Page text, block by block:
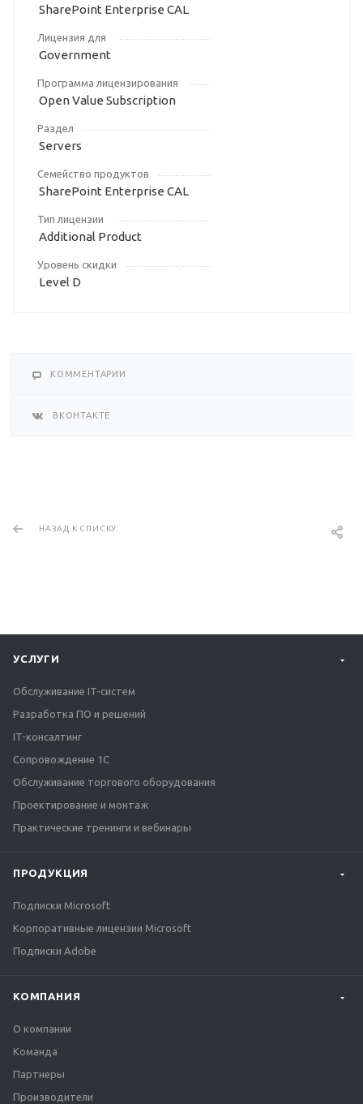
SharePoint Enterprise CAL
Лицензия для
Government
Программа лицензирования
Open Value Subscription
Раздел
Servers
Семейство продуктов
SharePoint Enterprise CAL
Тип лицензии
Additional Product
Уровень скидки
Level D
КОММЕНТАРИИ
ВКОНТАКТЕ
НАЗАД К СПИСКУ
УСЛУГИ
Обслуживание IT-систем
Разработка ПО и решений
IT-консалтинг
Сопровождение 1С
Обслуживание торгового оборудования
Проектирование и монтаж
Практические тренинги и вебинары
ПРОДУКЦИЯ
Подписки Microsoft
Корпоративные лицензии Microsoft
Подписки Adobe
КОМПАНИЯ
О компании
Команда
Партнеры
Производители